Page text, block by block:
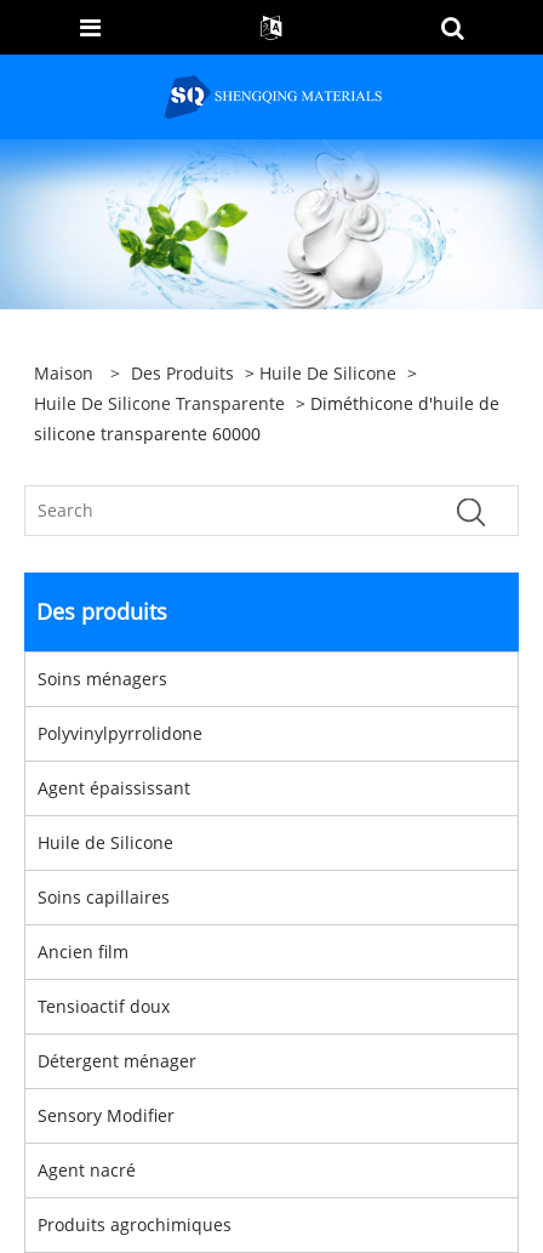
Maison > Des Produits > Huile De Silicone >
Huile De Silicone Transparente > Diméthicone d'huile de
silicone transparente 60000
Des produits
Soins ménagers
Polyvinylpyrrolidone
Agent épaississant
Huile de Silicone
Soins capillaires
Ancien film
Tensioactif doux
Détergent ménager
Sensory Modifier
Agent nacré
Produits agrochimiques